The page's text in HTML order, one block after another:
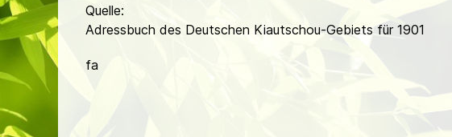
Quelle:
Adressbuch des Deutschen Kiautschou-Gebiets für 1901
fa